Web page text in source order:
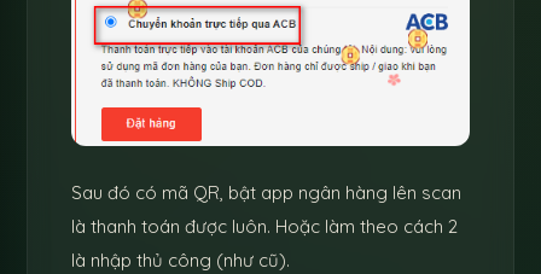
Sau đó có mã QR, bật app ngân hàng lên scan
là thanh toán được luôn. Hoặc làm theo cách 2
là nhập thủ công (như cũ).